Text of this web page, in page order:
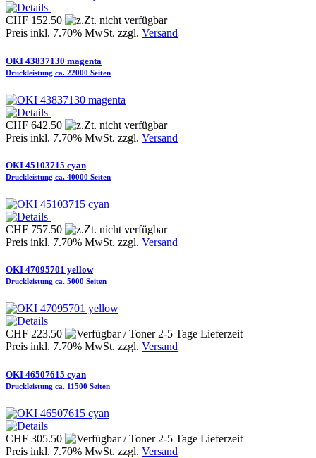
CHF 152.50
Preis inkl. 7.70% MwSt. zzgl. Versand
OKI 43837130 magenta
Druckleistung ca. 22000 Seiten
CHF 642.50
Preis inkl. 7.70% MwSt. zzgl. Versand
OKI 45103715 cyan
Druckleistung ca. 40000 Seiten
CHF 757.50
Preis inkl. 7.70% MwSt. zzgl. Versand
OKI 47095701 yellow
Druckleistung ca. 5000 Seiten
CHF 223.50
Preis inkl. 7.70% MwSt. zzgl. Versand
OKI 46507615 cyan
Druckleistung ca. 11500 Seiten
CHF 305.50
Preis inkl. 7.70% MwSt. zzgl. Versand